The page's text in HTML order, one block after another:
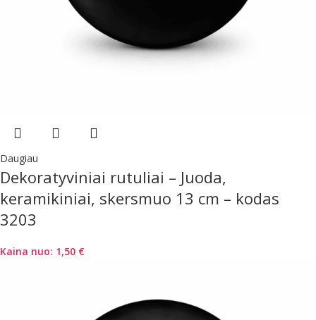
Daugiau
Dekoratyviniai rutuliai – Juoda,
keramikiniai, skersmuo 13 cm – kodas
3203
Kaina nuo: 1,50 €